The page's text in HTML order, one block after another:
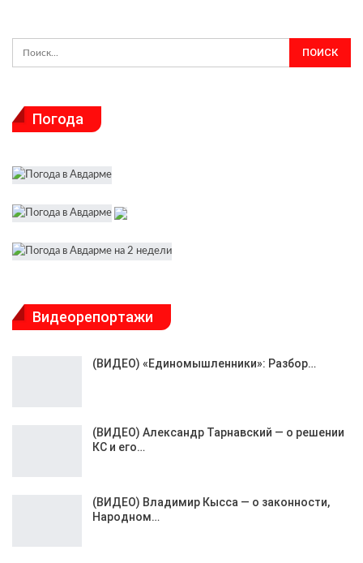
Погода
Видеорепортажи
(ВИДЕО) «Единомышленники»: Разбор…
(ВИДЕО) Александр Тарнавский — о решении
КС и его…
(ВИДЕО) Владимир Кысса — о законности,
Народном…